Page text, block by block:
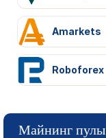
Amarkets
Roboforex
Майнинг пулы